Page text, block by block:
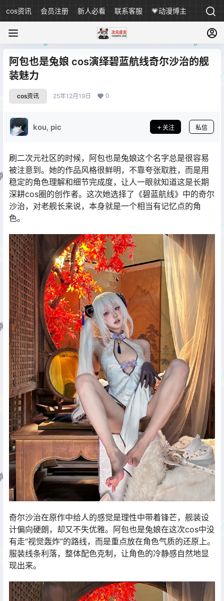
cos资讯 会员注册 新人必看 联系客服 💗动漫博主
阿包也是兔娘 cos演绎碧蓝航线奇尔沙治的舰
装魅力
cos资讯 25年12月19日 0
kou, pic 关注 私信
刷二次元社区的时候，阿包也是兔娘这个名字总是很容易
被注意到。她的作品风格很鲜明，不靠夸张取胜，而是用
稳定的角色理解和细节完成度，让人一眼就知道这是长期
深耕cos圈的创作者。这次她选择了《碧蓝航线》中的奇尔
沙治，对老舰长来说，本身就是一个相当有记忆点的角
色。
奇尔沙治在原作中给人的感觉是理性中带着锋芒，舰装设
计偏向硬朗，却又不失优雅。阿包也是兔娘在这次cos中没
有走“视觉轰炸”的路线，而是重点放在角色气质的还原上。
服装线条利落，整体配色克制，让角色的冷静感自然地显
现出来。